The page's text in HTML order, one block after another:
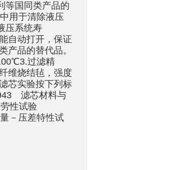
国同类产品的
用于清除液压
压系统寿
自动打开，保证
品的替代品。
过滤精
维烧结毡，强度
芯实验按下列标
滤芯材料与
性试验
－压差特性试